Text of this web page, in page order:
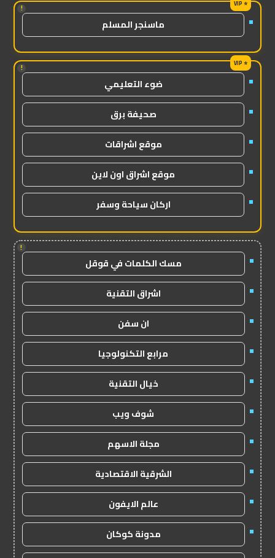
!
ماسنجر المسلم
!
ضوء التعليمي
صحيفة برق
موقع اشراقات
موقع اشراق اون لاين
اركان سياحة وسفر
!
مسك الكلمات في قوقل
اشراق التقنية
ان سفن
مرابع التكنولوجيا
خيال التقنية
شوف ويب
مجلة الاسهم
الشرقية الاقتصادية
عالم الايفون
مدونة كوكان